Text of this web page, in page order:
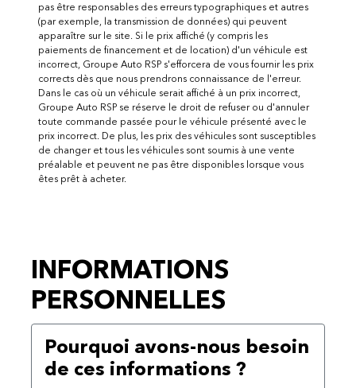
pas être responsables des erreurs typographiques et autres
(par exemple, la transmission de données) qui peuvent
apparaître sur le site. Si le prix affiché (y compris les
paiements de financement et de location) d'un véhicule est
incorrect, Groupe Auto RSP s'efforcera de vous fournir les prix
corrects dès que nous prendrons connaissance de l'erreur.
Dans le cas où un véhicule serait affiché à un prix incorrect,
Groupe Auto RSP se réserve le droit de refuser ou d'annuler
toute commande passée pour le véhicule présenté avec le
prix incorrect. De plus, les prix des véhicules sont susceptibles
de changer et tous les véhicules sont soumis à une vente
préalable et peuvent ne pas être disponibles lorsque vous
êtes prêt à acheter.
INFORMATIONS
PERSONNELLES
Pourquoi avons-nous besoin
de ces informations ?